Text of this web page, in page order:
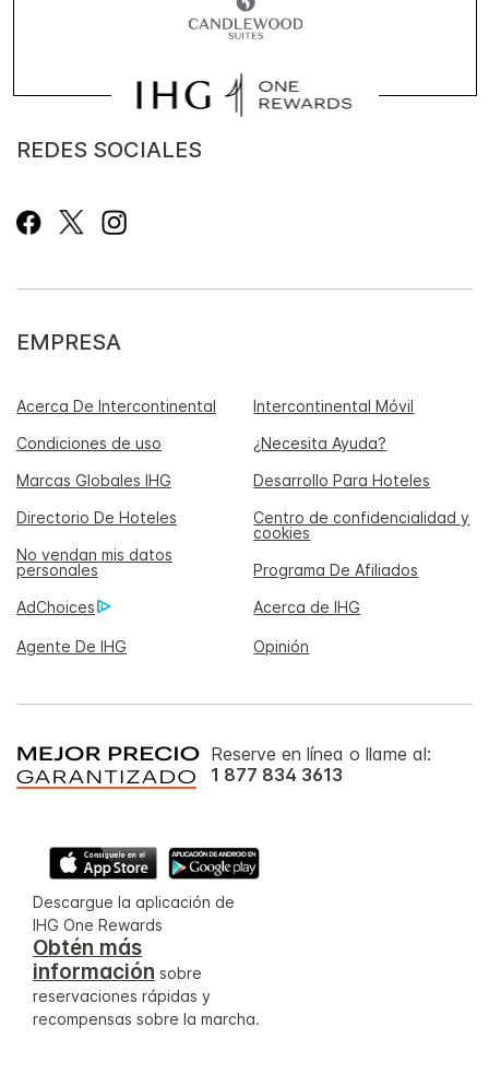
REDES SOCIALES
EMPRESA
Acerca De Intercontinental
Intercontinental Móvil
Condiciones de uso
¿Necesita Ayuda?
Marcas Globales IHG
Desarrollo Para Hoteles
Directorio De Hoteles
Centro de confidencialidad y
cookies
No vendan mis datos
personales
Programa De Afiliados
AdChoices
Acerca de IHG
Agente De IHG Opinión
Reserve en línea o llame al:
1 877 834 3613
Descargue la aplicación de
IHG One Rewards
Obtén más
información sobre
reservaciones rápidas y
recompensas sobre la marcha.